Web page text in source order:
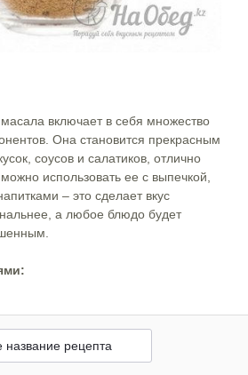
включает в себя множество
Она становится прекрасным
соусов и салатиков, отлично
использовать ее с выпечкой,
– это сделает вкус
а любое блюдо будет